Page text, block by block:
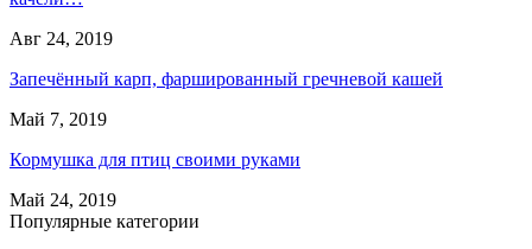
Авг 24, 2019
Запечённый карп, фаршированный гречневой кашей
Май 7, 2019
Кормушка для птиц своими руками
Май 24, 2019
Популярные категории